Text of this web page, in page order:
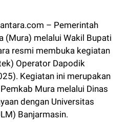
– Pemerintah
(Mura) melalui Wakil Bupati
resmi membuka kegiatan
Operator Dapodik
Kegiatan ini merupakan
Mura melalui Dinas
dengan Universitas
Banjarmasin.